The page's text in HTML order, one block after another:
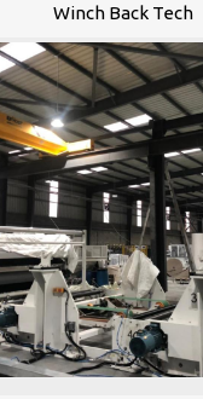
Winch Back Tech